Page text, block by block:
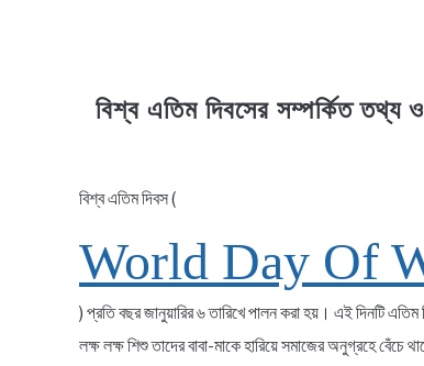
বিশ্ব এতিম দিবসের সম্পর্কিত
in
Quotes
বিশ্ব এতিম দিবস (
World Day Of
) প্রতি বছর জানুয়ারির ৬ তারিখে পালন করা হয়। এই দিনটি
লক্ষ লক্ষ শিশু তাদের বাবা-মাকে হারিয়ে সমাজের অনুগ্রহে বেঁচে